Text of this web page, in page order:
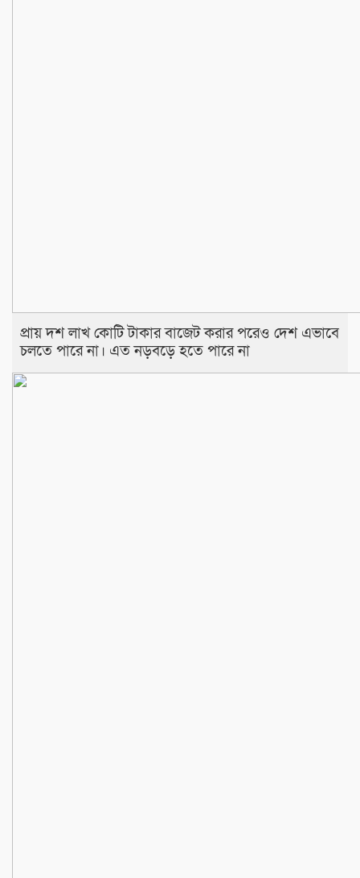
প্রায় দশ লাখ কোটি টাকার বাজেট করার পরেও দেশ এভাবে
চলতে পারে না। এত নড়বড়ে হতে পারে না